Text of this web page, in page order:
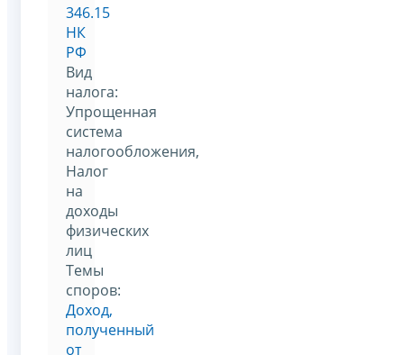
346.15
НК
РФ
Вид
налога:
Упрощенная
система
налогообложения,
Налог
на
доходы
физических
лиц
Темы
споров:
Доход,
полученный
от